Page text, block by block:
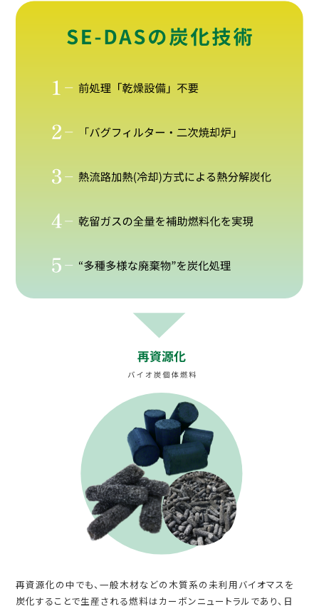
再資源化の中でも、一般木材などの木質系の未利用バイオマスを
炭化することで生産される燃料はカーボンニュートラルであり、日